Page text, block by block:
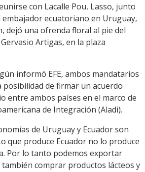
con Lacalle Pou, Lasso, junto
embajador ecuatoriano en Uruguay,
dejó una ofrenda floral al pie del
Artigas, en la plaza
informó EFE, ambos mandatarios
de firmar un acuerdo
entre ambos países en el marco de
de Integración (Aladi).
de Uruguay y Ecuador son
que produce Ecuador no lo produce
Por lo tanto podemos exportar
comprar productos lácteos y